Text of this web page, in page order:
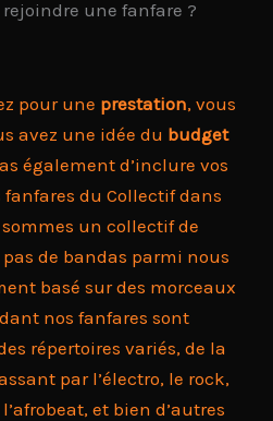
une fanfare ?
pour une prestation, vous
avez une idée du budget
également d’inclure vos
fanfares du Collectif dans
un collectif de
de bandas parmi nous
basé sur des morceaux
nos fanfares sont
répertoires variés, de la
par l’électro, le rock,
et bien d’autres